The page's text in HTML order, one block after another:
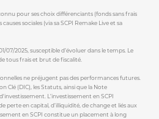
pour ses choix différenciants (fonds sans frais
sociales (via sa SCPI Remake Live et sa
07/2025, susceptible d’évoluer dans le temps. Le
tous frais et brut de fiscalité.
ne préjugent pas des performances futures.
Clé (DIC), les Statuts, ainsi que la Note
L’investissement en SCPI
en capital, d’illiquidité, de change et liés aux
en SCPI constitue un placement à long